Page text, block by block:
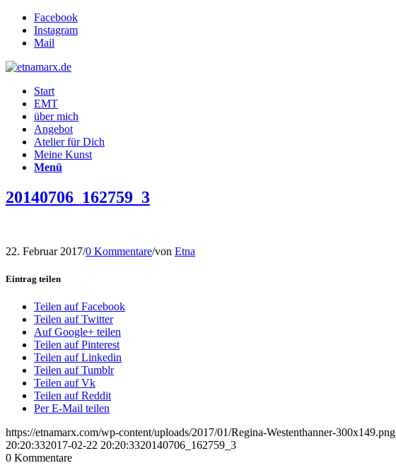
Facebook
Instagram
Mail
Start
EMT
über mich
Angebot
Atelier für Dich
Meine Kunst
Menü
20140706_162759_3
22. Februar 2017/0 Kommentare/von Etna
Eintrag teilen
Teilen auf Facebook
Teilen auf Twitter
Auf Google+ teilen
Teilen auf Pinterest
Teilen auf Linkedin
Teilen auf Tumblr
Teilen auf Vk
Teilen auf Reddit
Per E-Mail teilen
https://etnamarx.com/wp-content/uploads/2017/01/Regina-Westenthanner-300x149.png
20:20:332017-02-22 20:20:3320140706_162759_3
0 Kommentare